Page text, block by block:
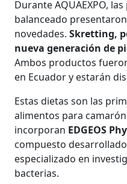
Durante AQUAEXPO,
balanceado
novedades.Skretting,
nueva generación de
Ambos productos
en Ecuador y estarán
Estas dietas son las
alimentos para
incorporan EDGEOS
compuesto
especializado en
bacterias.